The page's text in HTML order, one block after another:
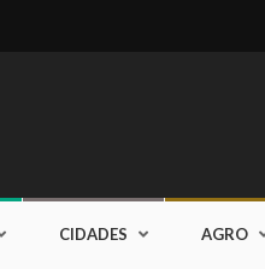
CIDADES AGRO